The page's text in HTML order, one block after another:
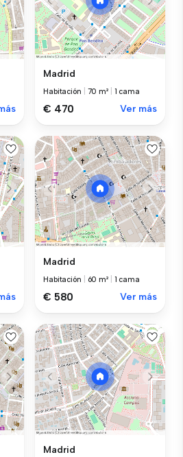
Madrid
Habitación 70 m² 1 cama
€ 470 Ver más
Madrid
Habitación 60 m² 1 cama
€ 580 Ver más
Madrid